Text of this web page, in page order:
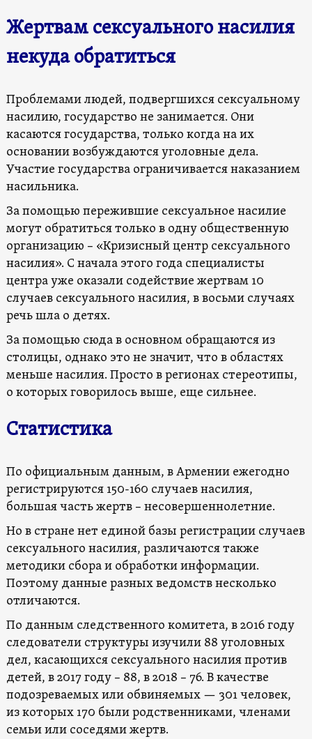
Жертвам сексуального насилия
некуда обратиться
Проблемами людей, подвергшихся сексуальному
насилию, государство не занимается. Они
касаются государства, только когда на их
основании возбуждаются уголовные дела.
Участие государства ограничивается наказанием
насильника.
За помощью пережившие сексуальное насилие
могут обратиться только в одну общественную
организацию – «Кризисный центр сексуального
насилия». С начала этого года специалисты
центра уже оказали содействие жертвам 10
случаев сексуального насилия, в восьми случаях
речь шла о детях.
За помощью сюда в основном обращаются из
столицы, однако это не значит, что в областях
меньше насилия. Просто в регионах стереотипы,
о которых говорилось выше, еще сильнее.
Статистика
По официальным данным, в Армении ежегодно
регистрируются 150-160 случаев насилия,
большая часть жертв – несовершеннолетние.
Но в стране нет единой базы регистрации случаев
сексуального насилия, различаются также
методики сбора и обработки информации.
Поэтому данные разных ведомств несколько
отличаются.
По данным следственного комитета, в 2016 году
следователи структуры изучили 88 уголовных
дел, касающихся сексуального насилия против
детей, в 2017 году – 88, в 2018 – 76. В качестве
подозреваемых или обвиняемых — 301 человек,
из которых 170 были родственниками, членами
семьи или соседями жертв.